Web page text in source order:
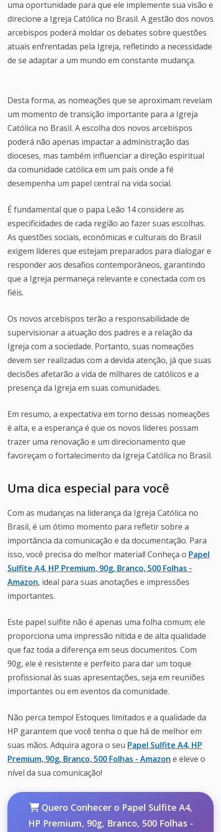
uma oportunidade para que ele implemente sua visão e
direcione a Igreja Católica no Brasil. A gestão dos novos
arcebispos poderá moldar os debates sobre questões
atuais enfrentadas pela Igreja, refletindo a necessidade
de se adaptar a um mundo em constante mudança.
Desta forma, as nomeações que se aproximam revelam
um momento de transição importante para a Igreja
Católica no Brasil. A escolha dos novos arcebispos
poderá não apenas impactar a administração das
dioceses, mas também influenciar a direção espiritual
da comunidade católica em um país onde a fé
desempenha um papel central na vida social.
É fundamental que o papa Leão 14 considere as
especificidades de cada região ao fazer suas escolhas.
As questões sociais, econômicas e culturais do Brasil
exigem líderes que estejam preparados para dialogar e
responder aos desafios contemporâneos, garantindo
que a Igreja permaneça relevante e conectada com os
fiéis.
Os novos arcebispos terão a responsabilidade de
supervisionar a atuação dos padres e a relação da
Igreja com a sociedade. Portanto, suas nomeações
devem ser realizadas com a devida atenção, já que suas
decisões afetarão a vida de milhares de católicos e a
presença da Igreja em suas comunidades.
Em resumo, a expectativa em torno dessas nomeações
é alta, e a esperança é que os novos líderes possam
trazer uma renovação e um direcionamento que
favoreçam o fortalecimento da Igreja Católica no Brasil.
Uma dica especial para você
Com as mudanças na liderança da Igreja Católica no
Brasil, é um ótimo momento para refletir sobre a
importância da comunicação e da documentação. Para
isso, você precisa do melhor material! Conheça o Papel
Sulfite A4, HP Premium, 90g, Branco, 500 Folhas -
Amazon, ideal para suas anotações e impressões
importantes.
Este papel sulfite não é apenas uma folha comum; ele
proporciona uma impressão nítida e de alta qualidade
que faz toda a diferença em seus documentos. Com
90g, ele é resistente e perfeito para dar um toque
profissional às suas apresentações, seja em reuniões
importantes ou em eventos da comunidade.
Não perca tempo! Estoques limitados e a qualidade da
HP garantem que você tenha o que há de melhor em
suas mãos. Adquira agora o seu Papel Sulfite A4, HP
Premium, 90g, Branco, 500 Folhas - Amazon e eleve o
nível da sua comunicação!
Quero Conhecer o Papel Sulfite A4,
HP Premium, 90g, Branco, 500 Folhas -